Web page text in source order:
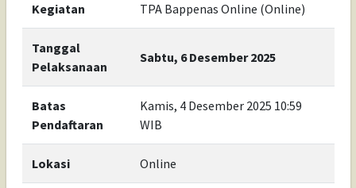
Kegiatan TPA Bappenas Online (Online)
Tanggal
Pelaksanaan
Sabtu, 6 Desember 2025
Batas
Pendaftaran
Kamis, 4 Desember 2025 10:59
WIB
Lokasi Online